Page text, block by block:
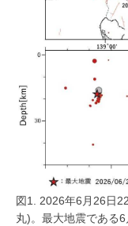
図1. 2026年6月26日
丸)。最大地震である